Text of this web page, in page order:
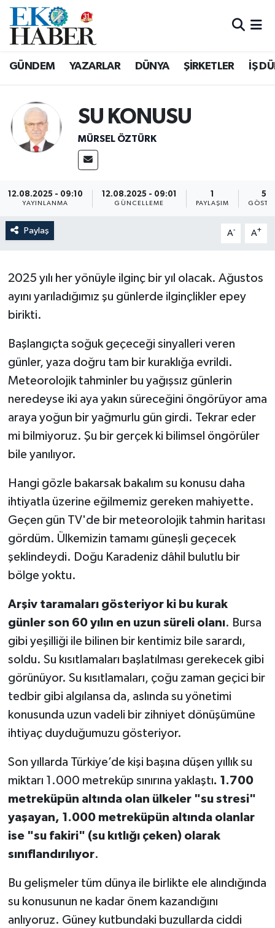
GÜNDEM YAZARLAR DÜNYA ŞİRKETLER İŞ
SU KONUSU
MÜRSEL ÖZTÜRK
12.08.2025 - 09:10
YAYINLANMA
12.08.2025 - 09:01
GÜNCELLEME
1
PAYLAŞIM
50
Paylaş A- A+
2025 yılı her yönüyle ilginç bir yıl olacak. Ağustos
ayını yarıladığımız şu günlerde ilginçlikler epey
birikti.
Başlangıçta soğuk geçeceği sinyalleri veren
günler, yaza doğru tam bir kuraklığa evrildi.
Meteorolojik tahminler bu yağışsız günlerin
neredeyse iki aya yakın süreceğini öngörüyor ama
araya yoğun bir yağmurlu gün girdi. Tekrar eder
mi bilmiyoruz. Şu bir gerçek ki bilimsel öngörüler
bile yanılıyor.
Hangi gözle bakarsak bakalım su konusu daha
ihtiyatla üzerine eğilmemiz gereken mahiyette.
Geçen gün TV'de bir meteorolojik tahmin haritası
gördüm. Ülkemizin tamamı güneşli geçecek
şeklindeydi. Doğu Karadeniz dâhil bulutlu bir
bölge yoktu.
Arşiv taramaları gösteriyor ki bu kurak
günler son 60 yılın en uzun süreli olanı. Bursa
gibi yeşilliği ile bilinen bir kentimiz bile sarardı,
soldu. Su kısıtlamaları başlatılması gerekecek gibi
görünüyor. Su kısıtlamaları, çoğu zaman geçici bir
tedbir gibi algılansa da, aslında su yönetimi
konusunda uzun vadeli bir zihniyet dönüşümüne
ihtiyaç duyduğumuzu gösteriyor.
Son yıllarda Türkiye’de kişi başına düşen yıllık su
miktarı 1.000 metreküp sınırına yaklaştı. 1.700
metreküpün altında olan ülkeler "su stresi"
yaşayan, 1.000 metreküpün altında olanlar
ise "su fakiri" (su kıtlığı çeken) olarak
sınıflandırılıyor.
Bu gelişmeler tüm dünya ile birlikte ele alındığında
su konusunun ne kadar önem kazandığını
anlıyoruz. Güney kutbundaki buzullarda ciddi
Hava Durumu
Süper Lig Puan Durumu ve Fikstür
Tüm Manşetler
Son Dakika Haberleri
Haber Arşivi